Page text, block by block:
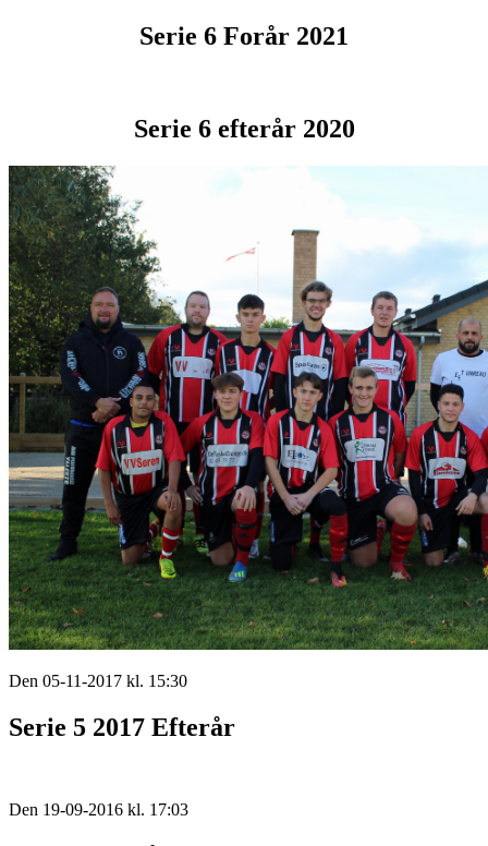
Serie 6 Forår 2021
Serie 6 efterår 2020
Den 05-11-2017 kl. 15:30
Serie 5 2017 Efterår
Den 19-09-2016 kl. 17:03